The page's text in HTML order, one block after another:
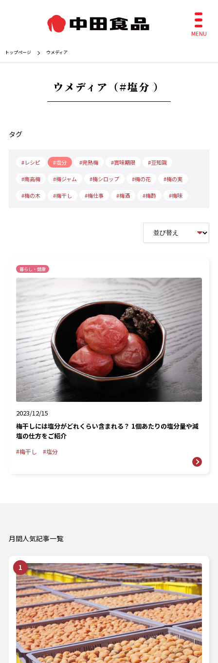
トップページ ウメディア
ウメディア（#塩分 ）
タグ
レシピ 塩分 完熟梅 賞味期限 豆知識
南高梅 梅ジャム 梅シロップ 梅の花 梅の実
梅の木 梅干し 梅仕事 梅酒 梅酢 梅味
暮らし・健康
2023/12/15
梅干しには塩分がどれくらい含まれる？ 1個あたりの塩分量や減
塩の仕方をご紹介
梅干し 塩分
月間人気記事一覧